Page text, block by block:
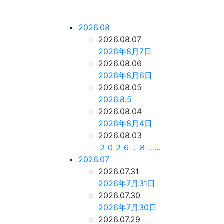
2026.08
2026.08.07
2026年8月7日
2026.08.06
2026年8月6日
2026.08.05
2026.8.5
2026.08.04
2026年8月4日
2026.08.03
２０２６．８．…
2026.07
2026.07.31
2026年7月31日
2026.07.30
2026年7月30日
2026.07.29